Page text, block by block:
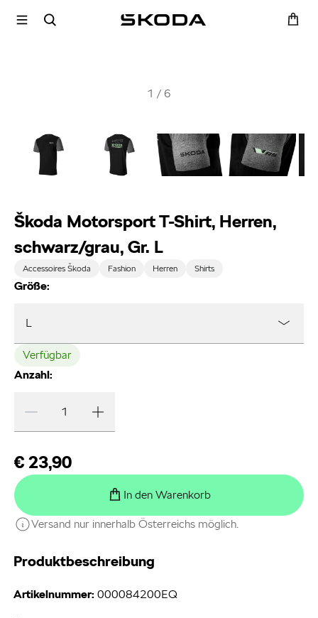
1 / 6
Produktbeschreibung
Artikelnummer: 000084200EQ
Škoda Motorsport T-Shirt, Herren,
schwarz/grau, Gr. L
Accessoires Škoda Fashion Herren Shirts
Größe:
L
Verfügbar
Anzahl:
€ 23,90
In den Warenkorb
Versand nur innerhalb Österreichs möglich.